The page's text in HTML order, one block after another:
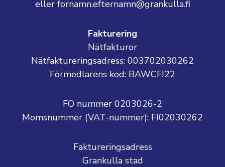
eller fornamn.efternamn@grankulla.fi
Fakturering
Nätfakturor
Nätfaktureringsadress: 003702030262
Förmedlarens kod: BAWCFI22
FO nummer 0203026-2
Momsnummer (VAT-nummer): FI02030262
Faktureringsadress
Grankulla stad